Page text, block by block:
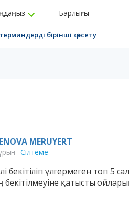
Барлығы
бірінші көрсету
MERUYERT
Сілтеме
бекітіліп үлгермеген топ 5
бекітілмеуіне қатысты